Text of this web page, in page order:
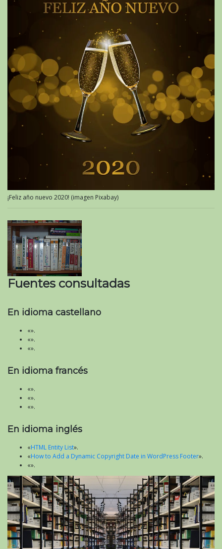
¡Feliz año nuevo 2020! (imagen Pixabay)
Fuentes consultadas
En idioma castellano
«».
«».
«».
En idioma francés
«».
«».
«».
En idioma inglés
«HTML Entity List».
«How to Add a Dynamic Copyright Date in WordPress Footer».
«».